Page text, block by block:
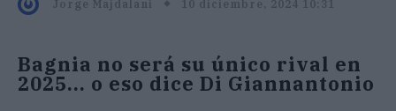
Jorge Majdalani 10 diciembre, 2024 10:31
Bagnia no será su único rival en
2025... o eso dice Di Giannantonio